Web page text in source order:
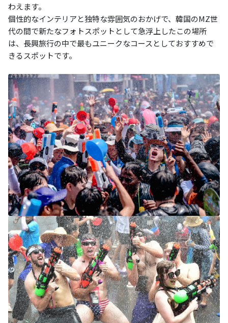
わえます。
個性的なインテリアと独特な雰囲気のおかげで、韓国のMZ世
代の間で新たなフォトスポットとして急浮上したこの場所
は、長興旅行の中で最もユニークなコースとしておすすめで
きるスポットです。